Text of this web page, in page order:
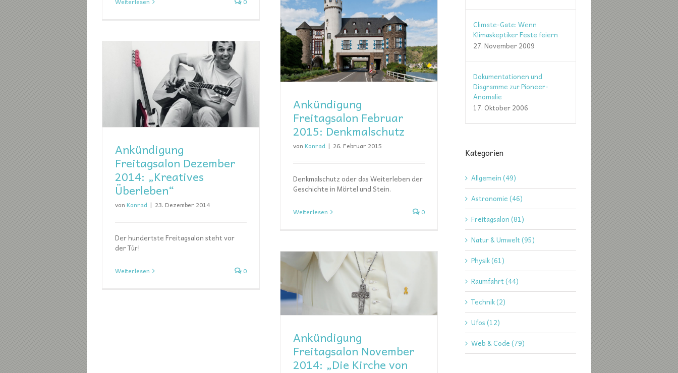
Denkmalschutz
Freitagsalon
Ankündigung
Freitagsalon Februar
2015: Denkmalschutz
von Konrad | 26. Februar 2015
Denkmalschutz oder das Weiterleben der
Geschichte in Mörtel und Stein.
Weiterlesen 0
Ankündigung
Freitagsalon Dezember
2014: „Kreatives
Überleben“
von Konrad | 23. Dezember 2014
Der hundertste Freitagsalon steht vor
der Tür!
Weiterlesen 0
Ankündigung
Freitagsalon November
2014: „Die Kirche von
Climate-Gate: Wenn
Klimaskeptiker Feste feiern
27. November 2009
Dokumentationen und
Diagramme zur Pioneer-
Anomalie
17. Oktober 2006
Kategorien
Allgemein (49)
Astronomie (46)
Freitagsalon (81)
Natur & Umwelt (95)
Physik (61)
Raumfahrt (44)
Technik (2)
Ufos (12)
Web & Code (79)